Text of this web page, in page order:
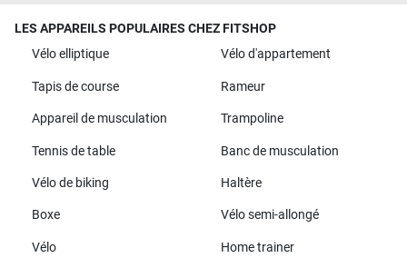
LES APPAREILS POPULAIRES CHEZ FITSHOP
Vélo elliptique
Vélo d'appartement
Tapis de course Rameur
Appareil de musculation Trampoline
Tennis de table Banc de musculation
Vélo de biking Haltère
Boxe Vélo semi-allongé
Vélo Home trainer